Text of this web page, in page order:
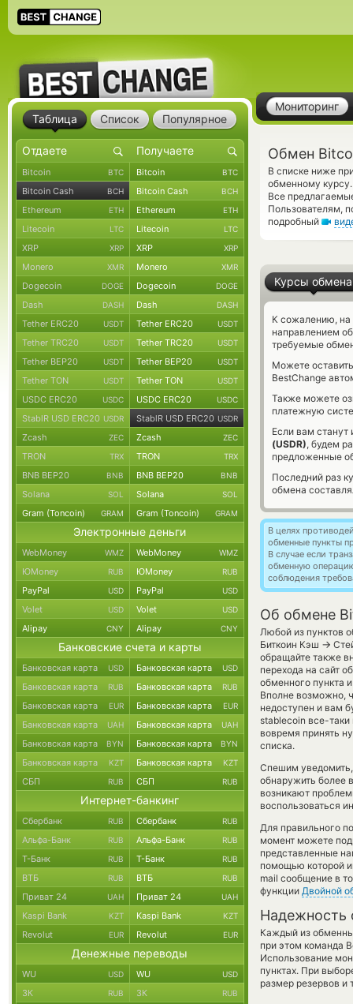
Мониторинг
Обмен
В списке ниже
обменному
Все
Пользователям,
подробный
Курсы обмена
К сожалению, на
направлением
требуемые
Можете
BestChange
Также можете
платежную
Если вам
(USDR), будем
предложенные
Последний раз
обмена
В целях
обменные пункты
В случае если
обменную
соблюдения
Об обмене
Любой из пунктов
Биткоин Кэш →
обращайте также
перехода на сайт
обменного пункта
Вполне возможно,
недоступен и вам
stablecoin все-
вовремя принять
списка.
Спешим
обнаружить более
возникают
воспользоваться
Для правильного
момент можете
представленные
помощью которой
mail сообщение в
функции Двойной
Надежность
Каждый из
при этом команда
Использование
пунктах. При
размер резервов и
Таблица Список Популярное
Bitcoin BTC Bitcoin BTC
Bitcoin Cash BCH Bitcoin Cash BCH
Ethereum ETH Ethereum ETH
Litecoin LTC Litecoin LTC
XRP XRP XRP XRP
Monero XMR Monero XMR
Dogecoin DOGE Dogecoin DOGE
Dash DASH Dash DASH
Tether ERC20 USDT Tether ERC20 USDT
Tether TRC20 USDT Tether TRC20 USDT
Tether BEP20 USDT Tether BEP20 USDT
Tether TON USDT Tether TON USDT
USDC ERC20 USDC USDC ERC20 USDC
StablR USD ERC20 USDR StablR USD ERC20 USDR
Zcash ZEC Zcash ZEC
TRON TRX TRON TRX
BNB BEP20 BNB BNB BEP20 BNB
Solana SOL Solana SOL
Gram (Toncoin) GRAM Gram (Toncoin) GRAM
Электронные деньги
WebMoney WMZ WebMoney WMZ
ЮMoney RUB ЮMoney RUB
PayPal USD PayPal USD
Volet USD Volet USD
Alipay CNY Alipay CNY
Банковские счета и карты
Банковская карта USD Банковская карта USD
Банковская карта RUB Банковская карта RUB
Банковская карта EUR Банковская карта EUR
Банковская карта UAH Банковская карта UAH
Банковская карта BYN Банковская карта BYN
Банковская карта KZT Банковская карта KZT
СБП RUB СБП RUB
Интернет-банкинг
Сбербанк RUB Сбербанк RUB
Альфа-Банк RUB Альфа-Банк RUB
Т-Банк RUB Т-Банк RUB
ВТБ RUB ВТБ RUB
Приват 24 UAH Приват 24 UAH
Kaspi Bank KZT Kaspi Bank KZT
Revolut EUR Revolut EUR
Денежные переводы
WU USD WU USD
ЗК RUB ЗК RUB